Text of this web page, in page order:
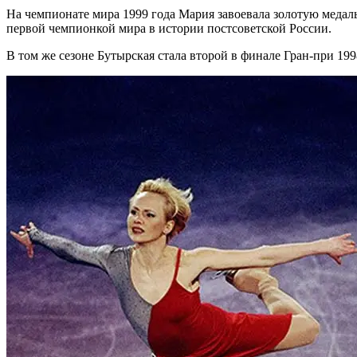
На чемпионате мира 1999 года Мария завоевала золотую
первой чемпионкой мира в истории постсоветской России.
В том же сезоне Бутырская стала второй в финале Гран-при